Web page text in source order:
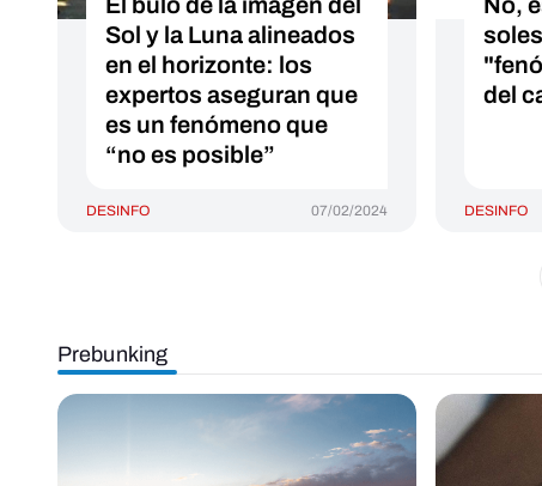
Sol y la Luna alineados
en el horizonte: los
expertos aseguran que
es un fenómeno que
“no es posible”
DESINFO 07/02/2024
del
DESINFO
Prebunking